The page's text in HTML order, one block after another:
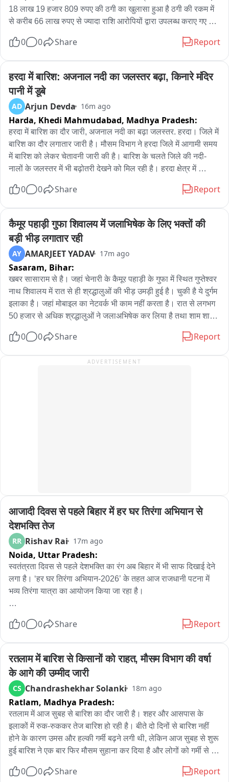
18 लाख 19 हजार 809 रुपए की ठगी का खुलासा हुआ है ठगी की रकम में
से करीब 66 लाख रुपए से ज्यादा राशि आरोपियों द्वारा उपलब्ध कराए गए
लालच में अपने बैंक खाते और सिम कार्ड साइबर ठगों को उपलब्ध कराए थे
में आरोपियों के बैंक खातों का कनेक्शन देश के 11 राज्यों में दर्ज 33 साइबर
फ्रॉड मामलों से सामने आया आंध्र प्रदेश गोवा गुजरात हिमाचल प्रदेश
कर्नाटक महाराष्ट्र राजस्थान तेलंगाना उत्तर प्रदेश पश्चिम बंगाल और
छत्तीसगढ़ में दर्ज मामलों से जुड़े मिले बैंक खाते पूछताछ में संदीप चंद्रा और
उसके साथियों द्वारा कमीशन का लालच देकर बैंक खाते खुलवाने की बात
सामने आई पुलिस मामले में आगे की जांच कर रही है और अन्य आरोपियों की
गिरफ्तारी भी संभव है 05 म्यूएल खाता धारकों को गिरफ्तार कर न्यायिक
रिमांड पर भेजा गया आरोपी जांजगीर-चांपा और कोरबा जिले के रहने वाले हैं
आरोपियों में सत्यनारायण आदित्य निवासी किकिरदा तुषार सिंह राठौर
निवासी फरसवानी और मनोज कुमार मांझी निवासी चांपा शामिल हैं जांजगीर
0 0 Share Report
हरदा में बारिश: अजनाल नदी का जलस्तर बढ़ा, किनारे मंदिर
पानी में डूबे
AD Arjun Devda 16m ago
Harda, Khedi Mahmudabad, Madhya Pradesh:
हरदा में बारिश का दौर जारी, अजनाल नदी का बढ़ा जलस्तर. हरदा। जिले में
बारिश का दौर लगातार जारी है। मौसम विभाग ने हरदा जिले में आगामी समय
में बारिश को लेकर चेतावनी जारी की है। बारिश के चलते जिले की नदी-
नालों के जलस्तर में भी बढ़ोतरी देखने को मिल रही है। हरदा क्षेत्र में
स्थित मंदिरों के आसपास पानी पहुंच गया है और छोट मंदिर पानी में डूबे नजर
विभाग की चेतावनी जारी की,
0 0 Share Report
कैमूर पहाड़ी गुफा शिवालय में जलाभिषेक के लिए भक्तों की
बड़ी भीड़ लगातार रही
AY AMARJEET YADAV 17m ago
Sasaram, Bihar:
खबर सासाराम से है। जहां चेनारी के कैमूर पहाड़ी के गुफा में स्थित गुप्तेश्वर
नाथ शिवालय में रात से ही श्रद्धालुओं की भीड़ उमड़ी हुई है। चुकी है ये दुर्गम
इलाका है। जहां मोबाइल का नेटवर्क भी काम नहीं करता है। रात से लगभग
50 हजार से अधिक श्रद्धालुओं ने जलाअभिषेक कर लिया है तथा शाम शाम
गुफा में प्राकृतिक रूप से शिवलिंग अवस्थित है। जिसकी सावन में काफी
लेकर तमाम तरह की व्यवस्था किया गया है। ताकि श्रद्धालु को गुफा में किसी
0 0 Share Report
ADVERTISEMENT
आजादी दिवस से पहले बिहार में हर घर तिरंगा अभियान से
देशभक्ति तेज
RR Rishav Rai 17m ago
Noida, Uttar Pradesh:
स्वतंत्रता दिवस से पहले देशभक्ति का रंग अब बिहार में भी साफ दिखाई देने
लगा है। ‘हर घर तिरंगा अभियान-2026’ के तहत आज राजधानी पटना में
भव्य तिरंगा यात्रा का आयोजन किया जा रहा है।
जाएगी। यात्रा का नेतृत्व मुख्यमंत्री सम्राट चौधरी करेंगे। इसमें मंत्री,
इस अभियान के तहत सिर्फ पटना ही नहीं, बल्कि पूरे बिहार में तिरंगा यात्रा,
सेल्फी विद तिरंगा, तिरंगा रंगोली, तिरंगा थीम पर सजावट और वंदे मातरम् के
सामूहिक गायन जैसे कई कार्यक्रम आयोजित किए जाएंगे। सरकार का लक्ष्य
है कि हर जिले और हर प्रखंड तक यह अभियान पहुंचे। इसके लिए प्रत्येक
प्रखंड में 4 हजार तिरंगे झंडे उपलब्ध कराए जाएंगे।
इस अभियान का उद्देश्य लोगों में राष्ट्रप्रेम, राष्ट्रीय एकता और तिरंगे के
प्रति सम्मान की भावना को और मजबूत करना है।
वहीं, तिरंगा यात्रा को लेकर प्रशासन ने भी सभी तैयारियां पूरी कर ली हैं।
0 0 Share Report
रतलाम में बारिश से किसानों को राहत, मौसम विभाग की वर्षा
के आगे की उम्मीद जारी
CS Chandrashekhar Solanki 18m ago
Ratlam, Madhya Pradesh:
रतलाम में आज सुबह से बारिश का दौर जारी है। शहर और आसपास के
इलाकों में रुक-रुककर तेज बारिश हो रही है। बीते दो दिनों से बारिश नहीं
होने के कारण उमस और हल्की गर्मी बढ़ने लगी थी, लेकिन आज सुबह से शुरू
हुई बारिश ने एक बार फिर मौसम सुहाना कर दिया है और लोगों को गर्मी से
0 0 Share Report